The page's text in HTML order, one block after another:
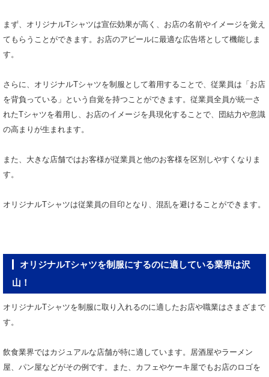
まず、オリジナルTシャツは宣伝効果が高く、お店の名前やイメージを覚え
てもらうことができます。お店のアピールに最適な広告塔として機能しま
す。
さらに、オリジナルTシャツを制服として着用することで、従業員は「お店
を背負っている」という自覚を持つことができます。従業員全員が統一さ
れたTシャツを着用し、お店のイメージを具現化することで、団結力や意識
の高まりが生まれます。
また、大きな店舗ではお客様が従業員と他のお客様を区別しやすくなりま
す。
オリジナルTシャツは従業員の目印となり、混乱を避けることができます。
オリジナルTシャツを制服にするのに適している業界は沢
山！
オリジナルTシャツを制服に取り入れるのに適したお店や職業はさまざまで
す。
飲食業界ではカジュアルな店舗が特に適しています。居酒屋やラーメン
屋、パン屋などがその例です。また、カフェやケーキ屋でもお店のロゴを